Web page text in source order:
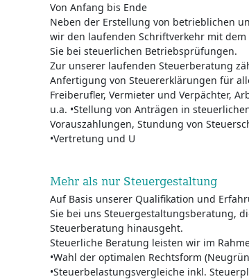
Von Anfang bis Ende
Neben der Erstellung von betrieblichen
wir den laufenden Schriftverkehr mit
Sie bei steuerlichen Betriebsprüfungen.
Zur unserer laufenden Steuerberatung
Anfertigung von Steuererklärungen für
Freiberufler, Vermieter und Verpächter,
u.a. •Stellung von Anträgen in
Vorauszahlungen, Stundung von
•Vertretung und U
Mehr als nur Steuergestaltung
Auf Basis unserer Qualifikation und
Sie bei uns Steuergestaltungsberatung,
Steuerberatung hinausgeht.
Steuerliche Beratung leisten wir im
•Wahl der optimalen Rechtsform
•Steuerbelastungsvergleiche inkl.